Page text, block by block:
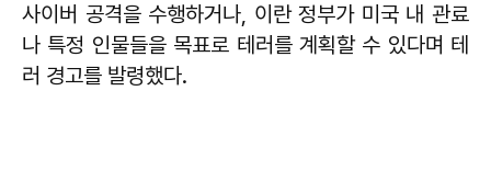
사이버 공격을 수행하거나, 이란 정부가 미국 내 관료
나 특정 인물들을 목표로 테러를 계획할 수 있다며 테
러 경고를 발령했다.